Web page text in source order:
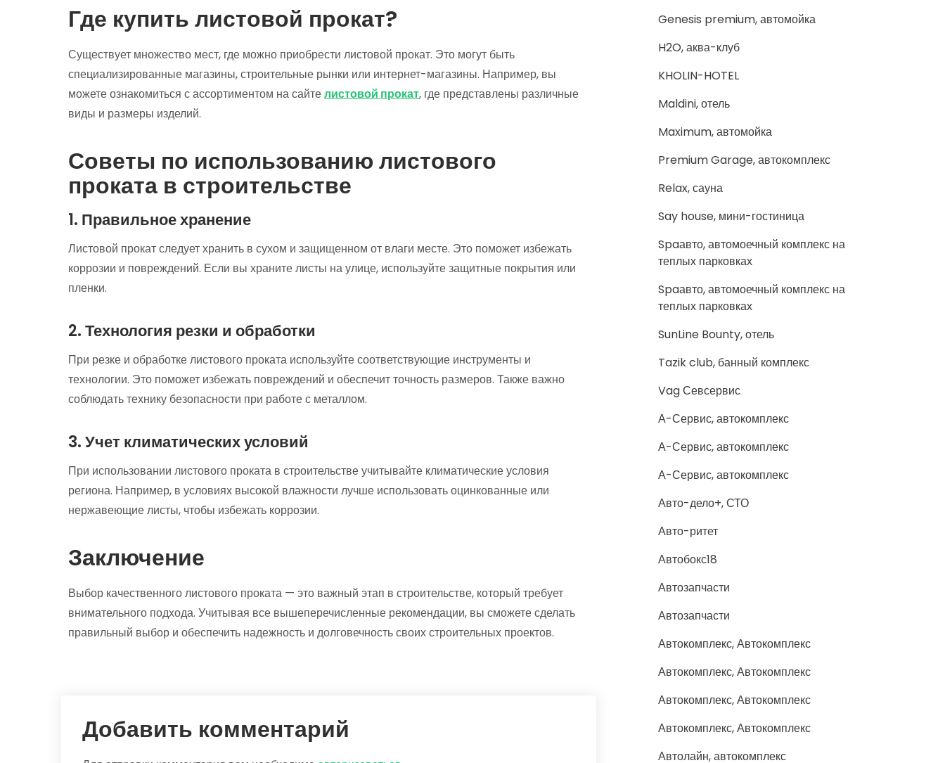
Где купить листовой прокат?
Существует множество мест, где можно приобрести листовой прокат. Это могут быть
специализированные магазины, строительные рынки или интернет-магазины. Например, вы
можете ознакомиться с ассортиментом на сайтелистовой прокат, где представлены различные
виды и размеры изделий.
Советы по использованию листового
проката в строительстве
1. Правильное хранение
Листовой прокат следует хранить в сухом и защищенном от влаги месте. Это поможет избежать
коррозии и повреждений. Если вы храните листы на улице, используйте защитные покрытия или
пленки.
2. Технология резки и обработки
При резке и обработке листового проката используйте соответствующие инструменты и
технологии. Это поможет избежать повреждений и обеспечит точность размеров. Также важно
соблюдать технику безопасности при работе с металлом.
3. Учет климатических условий
При использовании листового проката в строительстве учитывайте климатические условия
региона. Например, в условиях высокой влажности лучше использовать оцинкованные или
нержавеющие листы, чтобы избежать коррозии.
Заключение
Выбор качественного листового проката — это важный этап в строительстве, который требует
внимательного подхода. Учитывая все вышеперечисленные рекомендации, вы сможете сделать
правильный выбор и обеспечить надежность и долговечность своих строительных проектов.
Добавить комментарий
Genesis premium, автомойка
H2O, аква-клуб
KHOLIN-HOTEL
Maldini, отель
Maximum, автомойка
Premium Garage, автокомплекс
Relax, сауна
Say house, мини-гостиница
Spaавто, автомоечный комплекс на
теплых парковках
Spaавто, автомоечный комплекс на
теплых парковках
SunLine Bounty, отель
Tazik club, банный комплекс
Vag Севсервис
А-Сервис, автокомплекс
А-Сервис, автокомплекс
А-Сервис, автокомплекс
Авто-дело+, СТО
Авто-ритет
Автобокс18
Автозапчасти
Автозапчасти
Автокомплекс, Автокомплекс
Автокомплекс, Автокомплекс
Автокомплекс, Автокомплекс
Автокомплекс, Автокомплекс
Автолайн, автокомплекс